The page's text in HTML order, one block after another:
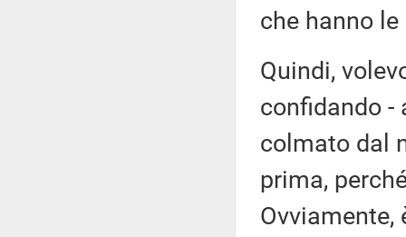
che hanno
Quindi,
confidando -
colmato dal
prima,